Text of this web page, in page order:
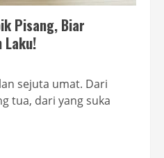
Pisang, Biar
Laku!
sejuta umat. Dari
tua, dari yang suka